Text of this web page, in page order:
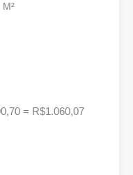
M²
= R$1.060,07